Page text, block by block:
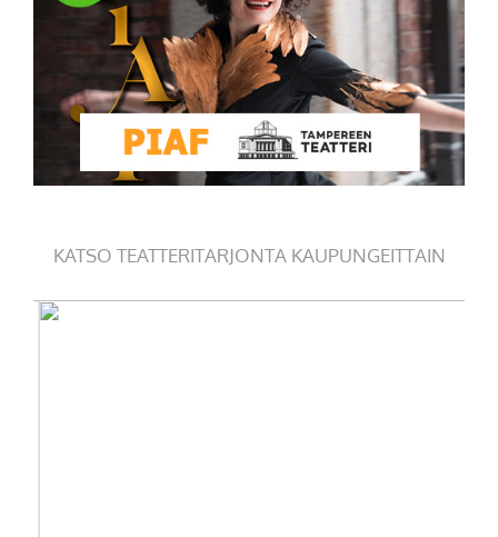
KATSO TEATTERITARJONTA KAUPUNGEITTAIN